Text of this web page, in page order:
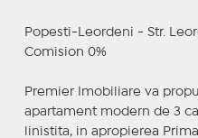
Popesti-Leordeni - Str.
Comision 0%
Premier Imobiliare va
apartament modern de 3
linistita, in apropierea